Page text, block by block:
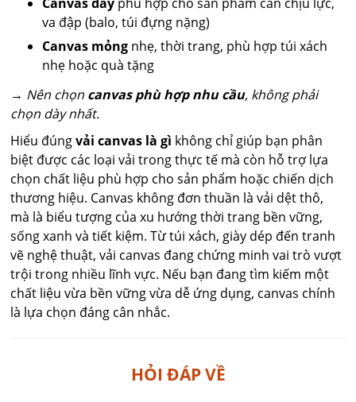
va đập (balo, túi đựng nặng)
Canvas mỏng nhẹ, thời trang, phù hợp túi xách
nhẹ hoặc quà tặng
→ Nên chọn canvas phù hợp nhu cầu, không phải
chọn dày nhất.
Hiểu đúngvải canvas là gì không chỉ giúp bạn phân
biệt được các loại vải trong thực tế mà còn hỗ trợ lựa
chọn chất liệu phù hợp cho sản phẩm hoặc chiến dịch
thương hiệu. Canvas không đơn thuần là vải dệt thô,
mà là biểu tượng của xu hướng thời trang bền vững,
sống xanh và tiết kiệm. Từ túi xách, giày dép đến tranh
vẽ nghệ thuật, vải canvas đang chứng minh vai trò vượt
trội trong nhiều lĩnh vực. Nếu bạn đang tìm kiếm một
chất liệu vừa bền vững vừa dễ ứng dụng, canvas chính
là lựa chọn đáng cân nhắc.
HỎI ĐÁP VỀ